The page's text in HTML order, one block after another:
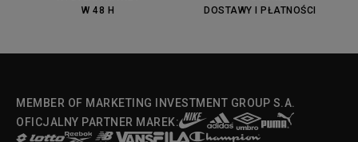
W 48 H
DOSTAWY I PŁATNOŚCI
MEMBER OF MARKETING INVESTMENT GROUP S.A.
OFICJALNY PARTNER MAREK: